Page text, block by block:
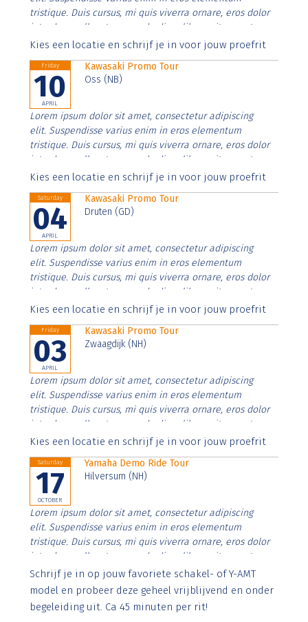
tristique. Duis cursus, mi quis viverra ornare, eros dolor
interdum nulla, ut commodo diam libero vitae erat.
Aenean faucibus nibh et justo cursus id rutrum lorem
Kies een locatie en schrijf je in voor jouw proefrit
Friday
10
APRIL
Kawasaki Promo Tour
Oss (NB)
Lorem ipsum dolor sit amet, consectetur adipiscing
elit. Suspendisse varius enim in eros elementum
tristique. Duis cursus, mi quis viverra ornare, eros dolor
interdum nulla, ut commodo diam libero vitae erat.
Aenean faucibus nibh et justo cursus id rutrum lorem
Kies een locatie en schrijf je in voor jouw proefrit
Saturday
04
APRIL
Kawasaki Promo Tour
Druten (GD)
Lorem ipsum dolor sit amet, consectetur adipiscing
elit. Suspendisse varius enim in eros elementum
tristique. Duis cursus, mi quis viverra ornare, eros dolor
interdum nulla, ut commodo diam libero vitae erat.
Aenean faucibus nibh et justo cursus id rutrum lorem
Kies een locatie en schrijf je in voor jouw proefrit
Friday
03
APRIL
Kawasaki Promo Tour
Zwaagdijk (NH)
Lorem ipsum dolor sit amet, consectetur adipiscing
elit. Suspendisse varius enim in eros elementum
tristique. Duis cursus, mi quis viverra ornare, eros dolor
interdum nulla, ut commodo diam libero vitae erat.
Aenean faucibus nibh et justo cursus id rutrum lorem
Kies een locatie en schrijf je in voor jouw proefrit
Saturday
17
OCTOBER
Yamaha Demo Ride Tour
Hilversum (NH)
Lorem ipsum dolor sit amet, consectetur adipiscing
elit. Suspendisse varius enim in eros elementum
tristique. Duis cursus, mi quis viverra ornare, eros dolor
interdum nulla, ut commodo diam libero vitae erat.
Aenean faucibus nibh et justo cursus id rutrum lorem
imperdiet. Nunc ut sem vitae risus tristique posuere.
Schrijf je in op jouw favoriete schakel- of Y-AMT
model en probeer deze geheel vrijblijvend en onder
begeleiding uit. Ca 45 minuten per rit!